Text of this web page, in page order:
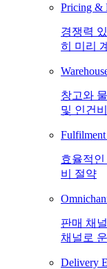
Pricing &
경쟁력
히 미리
창고와
및 인건
Fulfilment
효율적
비 절약
판매 채
채널로
Delivery